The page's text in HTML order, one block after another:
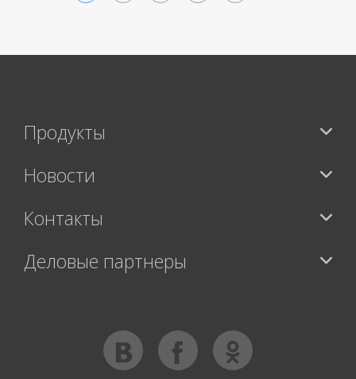
Продукты
Новости
Контакты
Деловые партнеры